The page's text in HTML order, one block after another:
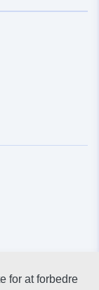
for at forbedre